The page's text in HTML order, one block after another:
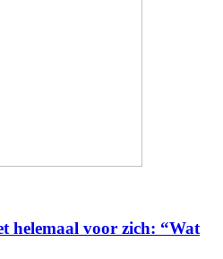
helemaal voor zich: “Wat